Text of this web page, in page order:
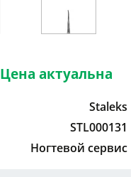
Цена актуальна
Staleks
STL000131
Ногтевой сервис